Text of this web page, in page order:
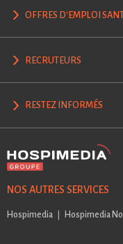
OFFRES D'EMPLOI
RECRUTEURS
RESTEZ INFORMÉS
NOS AUTRES SERVICES
Hospimedia Hospimedia